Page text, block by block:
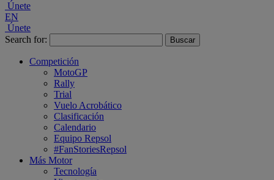
Únete
EN
Únete
Search for:
Competición
MotoGP
Rally
Trial
Vuelo Acrobático
Clasificación
Calendario
Equipo Repsol
#FanStoriesRepsol
Más Motor
Tecnología